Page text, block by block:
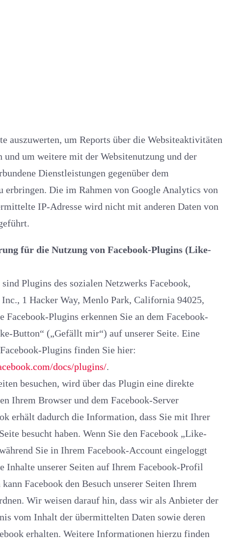
und der
gegenüber dem
Die im Rahmen von Google Analytics von
IP-Adresse wird nicht mit anderen Daten von
von Facebook-Plugins (Like-
Plugins des sozialen Netzwerks Facebook,
1 Hacker Way, Menlo Park, California 94025,
Plugins erkennen Sie an dem Facebook-
Übersicht über die Facebook-Plugins finden Sie hier:
docs/plugins/.
besuchen, wird über das Plugin eine direkte
Ihrem Browser und dem Facebook-Server
erhält dadurch die Information, dass Sie mit Ihrer
besucht haben. Wenn Sie den Facebook „Like-
Seiten Ihrem
hin, dass wir als Anbieter der
übermittelten Daten sowie deren
Weitere Informationen hierzu finden